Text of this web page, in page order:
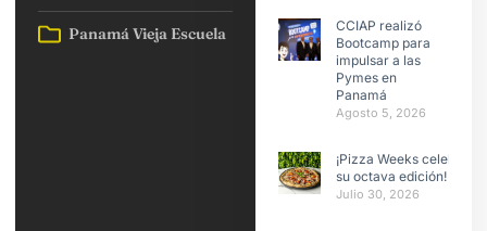
Panamá Vieja Escuela
CCIAP realizó
Bootcamp para
impulsar a las
Pymes en
Panamá
Agosto 5, 2026
¡Pizza Weeks celebra
su octava edición!
Julio 30, 2026